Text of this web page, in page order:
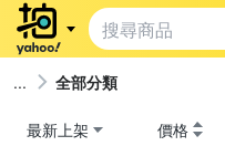
全部分類
最新上架 價格